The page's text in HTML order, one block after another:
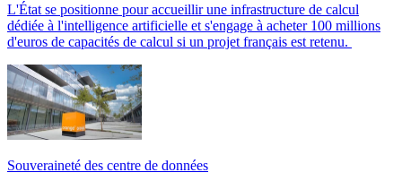
L'État se positionne pour accueillir une infrastructure de calcul
dédiée à l'intelligence artificielle et s'engage à acheter 100 millions
d'euros de capacités de calcul si un projet français est retenu.
Souveraineté des centre de données